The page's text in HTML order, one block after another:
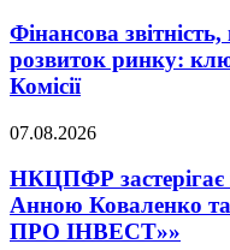
Фінансова
розвиток ринку:
Комісії
07.08.2026
НКЦПФР застерігає
Анною Коваленко
ПРО ІНВЕСТ»»